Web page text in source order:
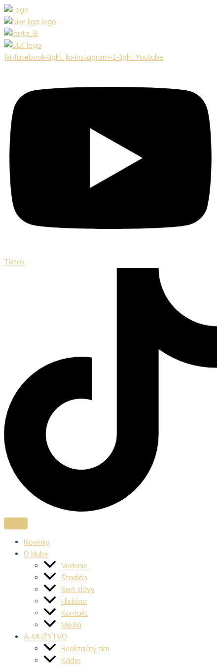
Preskočiť
na
obsah
Jki-facebook-light Jki-instagram-1-light Youtube
Tiktok
Novinky
O klube
Vedenie
Štadión
Sieň slávy
História
Kontakt
Médiá
A-MUŽSTVO
Realizačný tím
Káder